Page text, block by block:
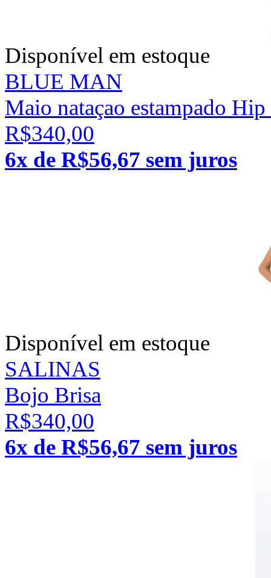
Disponível em estoque
BLUE MAN
Maio nataçao estampado
R$340,00
6x de R$56,67 sem juros
Disponível em estoque
SALINAS
Bojo Brisa
R$340,00
6x de R$56,67 sem juros